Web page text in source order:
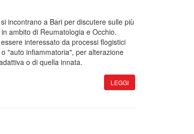
incontrano a Bari per discutere sulle più
ambito di Reumatologia e Occhio.
interessato da processi flogistici
"auto infiammatoria", per alterazione
o di quella innata.
LEGGI